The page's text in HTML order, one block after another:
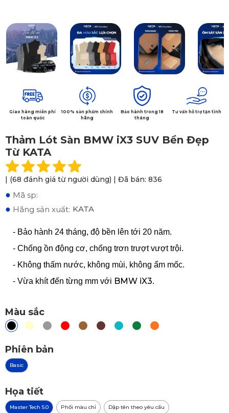
Giao hàng miễn phí
toàn quốc
100% sản phẩm chính
hãng
Bảo hành trong 18
tháng
Tư vấn hỗ trợ tận tình
Thảm Lót Sàn BMW iX3 SUV Bền Đẹp
Từ KATA
| (68 đánh giá từ người dùng) | Đã bán: 836
● Mã sp:
● Hãng sản xuất: KATA
- Bảo hành 24 tháng, độ bền lên tới 20 năm.
- Chống ồn động cơ, chống trơn trượt vượt trội.
- Không thấm nước, không mùi, không ẩm mốc.
- Vừa khít đến từng mm với BMW iX3.
Màu sắc
Phiên bản
Basic
Họa tiết
Master Tech 5.0 Phối màu chỉ Dập tên theo yêu cầu